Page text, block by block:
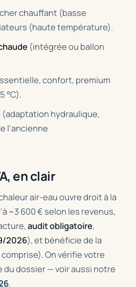
chauffant (basse
(haute température).
(intégrée ou ballon
confort, premium
°C).
(adaptation hydraulique,
l'ancienne
en clair
air-eau ouvre droit à la
~3 600 € selon les revenus,
audit obligatoire,
2026), et bénéficie de la
On vérifie votre
dossier — voir aussi notre
.